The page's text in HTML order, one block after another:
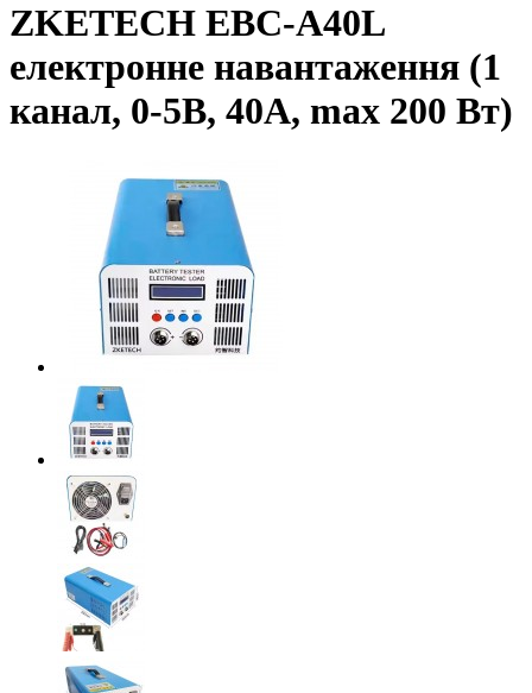
ZKETECH EBC-A40L
електронне навантаження (1
канал, 0-5В, 40А, max 200 Вт)